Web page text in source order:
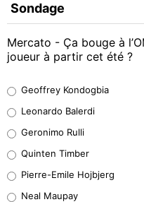
Sondage
Mercato - Ça bouge à
joueur à partir cet été ?
38%
32%
5%
Geoffrey Kondogbia
Leonardo Balerdi
Geronimo Rulli
Quinten Timber
Pierre-Emile Hojbjerg
Neal Maupay